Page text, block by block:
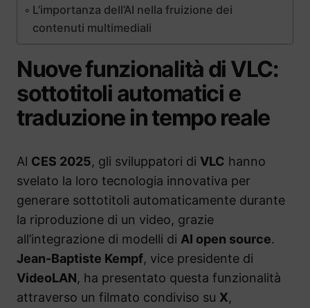
L’importanza dell’AI nella fruizione dei
contenuti multimediali
Nuove funzionalità di VLC:
sottotitoli automatici e
traduzione in tempo reale
Al CES 2025, gli sviluppatori di VLC hanno
svelato la loro tecnologia innovativa per
generare sottotitoli automaticamente durante
la riproduzione di un video, grazie
all’integrazione di modelli di AI open source.
Jean-Baptiste Kempf, vice presidente di
VideoLAN, ha presentato questa funzionalità
attraverso un filmato condiviso su X,